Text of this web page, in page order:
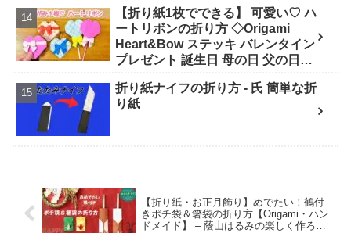
【折り紙1枚でできる】 可愛い♡ ハ
ートリボンの折り方 ◇Origami
Heart&Bow ステッキ バレンタイン
プレゼント 誕生日 母の日 父の日
Origami-plaza
折り紙ナイフの折り方 - 氏 簡単な折
り紙
【折り紙・お正月飾り】めでたい！鶴付
きポチ袋＆箸袋の折り方【Origami・ハン
ドメイド】 – 蔭山はるみの楽しく作ろう!